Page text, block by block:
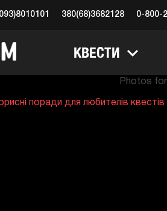
380(68)3682128 0-800-
КВЕСТИ
поради для любителів квестів